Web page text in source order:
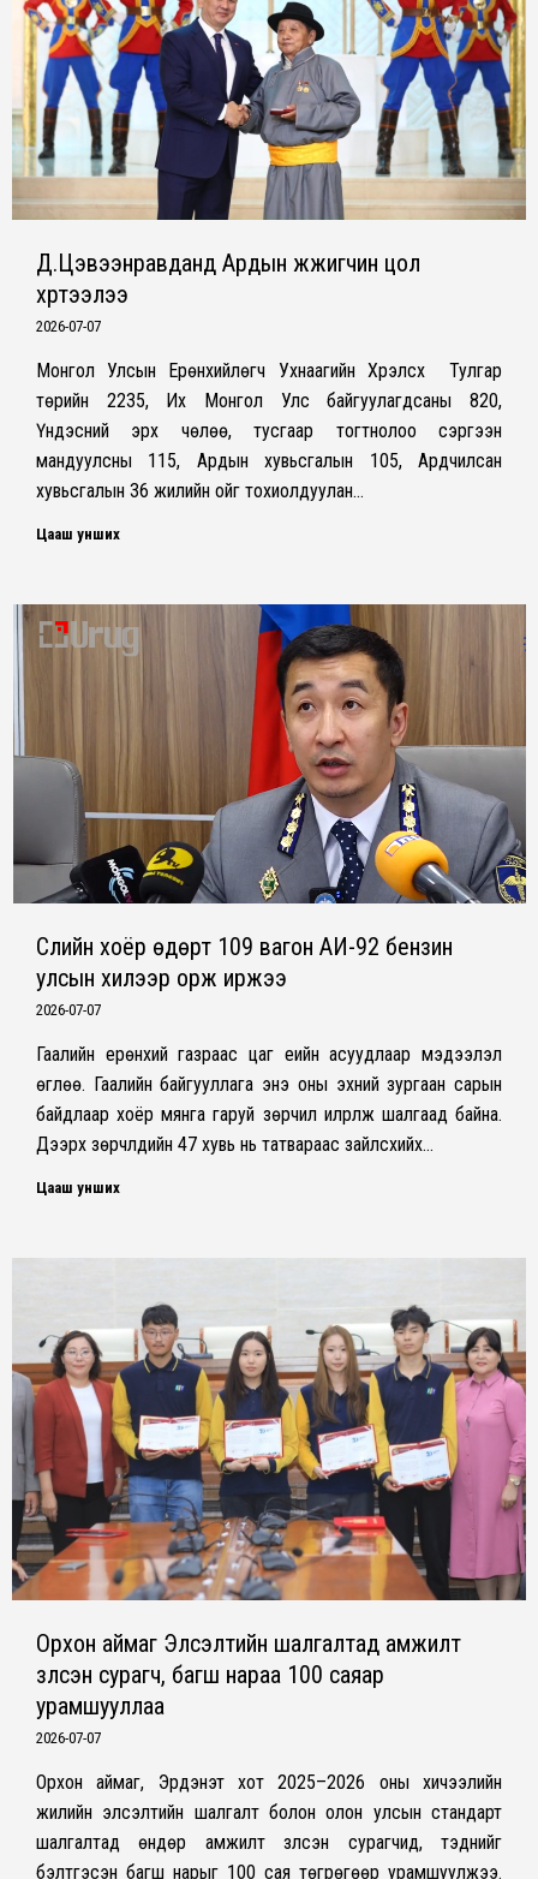
Д.Цэвээнравданд Ардын жүжигчин цол
хүртээлээ
2026-07-07
Монгол Улсын Ерөнхийлөгч Ухнаагийн Хүрэлсүх Тулгар
төрийн 2235, Их Монгол Улс байгуулагдсаны 820,
Үндэсний эрх чөлөө, тусгаар тогтнолоо сэргээн
мандуулсны 115, Ардын хувьсгалын 105, Ардчилсан
хувьсгалын 36 жилийн ойг тохиолдуулан…
Цааш унших
Сүүлийн хоёр өдөрт 109 вагон АИ-92 бензин
улсын хилээр орж иржээ
2026-07-07
Гаалийн ерөнхий газраас цаг үеийн асуудлаар мэдээлэл
өглөө. Гаалийн байгууллага энэ оны эхний зургаан сарын
байдлаар хоёр мянга гаруй зөрчил илрүүлж шалгаад байна.
Дээрх зөрчлүүдийн 47 хувь нь татвараас зайлсхийх…
Цааш унших
Орхон аймаг Элсэлтийн шалгалтад амжилт
үзүүлсэн сурагч, багш нараа 100 саяар
урамшууллаа
2026-07-07
Орхон аймаг, Эрдэнэт хот 2025–2026 оны хичээлийн
жилийн элсэлтийн шалгалт болон олон улсын стандарт
шалгалтад өндөр амжилт үзүүлсэн сурагчид, тэднийг
бэлтгэсэн багш нарыг 100 сая төгрөгөөр урамшуулжээ.